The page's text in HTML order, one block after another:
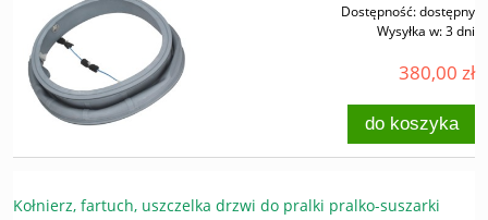
Dostępność:dostępny
Wysyłka w:3 dni
380,00 zł
do koszyka
Kołnierz, fartuch, uszczelka drzwi do pralki pralko-suszarki